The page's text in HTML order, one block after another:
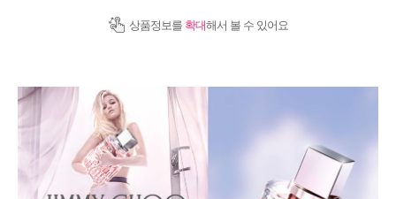
상품정보를 확대해서 볼 수 있어요